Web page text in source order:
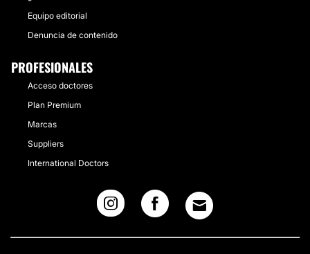
Equipo editorial
Denuncia de contenido
PROFESIONALES
Acceso doctores
Plan Premium
Marcas
Suppliers
International Doctors